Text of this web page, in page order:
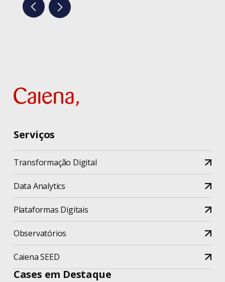
Serviços
Transformação Digital
Data Analytics
Plataformas Digitais
Observatórios
Caiena SEED
Cases em Destaque